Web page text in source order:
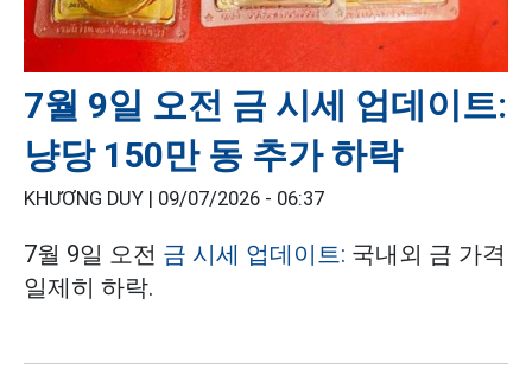
7월 9일 오전 금 시세 업데이트:
냥당 150만 동 추가 하락
KHƯƠNG DUY | 09/07/2026 - 06:37
7월 9일 오전 금 시세 업데이트: 국내외 금 가격
일제히 하락.